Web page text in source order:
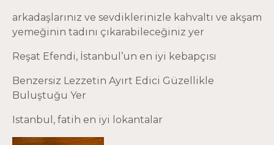
arkadaşlarınız ve sevdiklerinizle kahvaltı ve akşam
yemeğinin tadını çıkarabileceğiniz yer
Reşat Efendi, İstanbul’un en iyi kebapçısı
Benzersiz Lezzetin Ayırt Edici Güzellikle
Buluştuğu Yer
Istanbul, fatih en iyi lokantalar